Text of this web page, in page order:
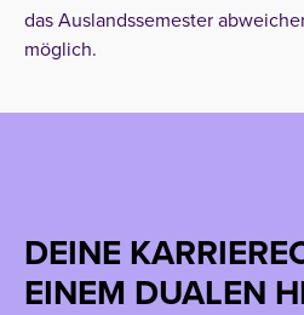
das Auslandssemester
möglich.
DEINE
EINEM DUALEN